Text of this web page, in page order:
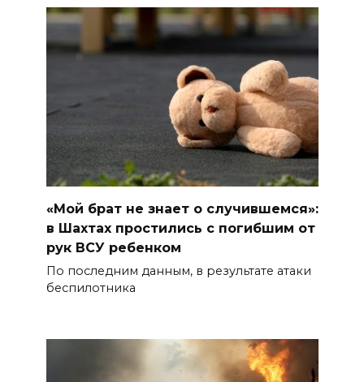
«Мой брат не знает о случившемся»:
в Шахтах простились с погибшим от
рук ВСУ ребенком
По последним данным, в результате атаки
беспилотника